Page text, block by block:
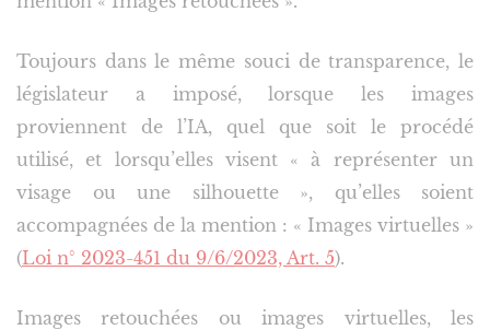
Toujours dans le même souci de transparence, le
législateur a imposé, lorsque les images
proviennent de l’IA, quel que soit le procédé
utilisé, et lorsqu’elles visent « à représenter un
visage ou une silhouette », qu’elles soient
accompagnées de la mention : « Images virtuelles »
(Loi n° 2023-451 du 9/6/2023, Art. 5).
Images retouchées ou images virtuelles, les